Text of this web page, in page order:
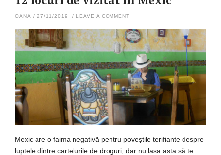
OANA / 27/11/2019 / LEAVE A COMMENT
Mexic are o faima negativă pentru poveștile terifiante despre
luptele dintre cartelurile de droguri, dar nu lasa asta să te